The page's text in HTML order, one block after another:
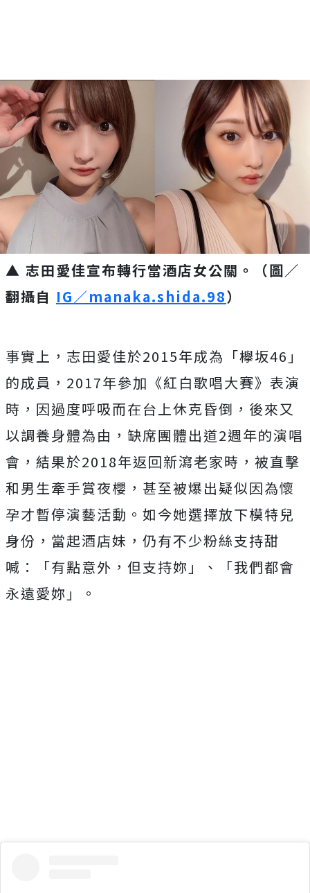
▲ 志田愛佳宣布轉行當酒店女公關。（圖／
翻攝自 IG／manaka.shida.98）
事實上，志田愛佳於2015年成為「欅坂46」
的成員，2017年參加《紅白歌唱大賽》表演
時，因過度呼吸而在台上休克昏倒，後來又
以調養身體為由，缺席團體出道2週年的演唱
會，結果於2018年返回新瀉老家時，被直擊
和男生牽手賞夜櫻，甚至被爆出疑似因為懷
孕才暫停演藝活動。如今她選擇放下模特兒
身份，當起酒店妹，仍有不少粉絲支持甜
喊：「有點意外，但支持妳」、「我們都會
永遠愛妳」。